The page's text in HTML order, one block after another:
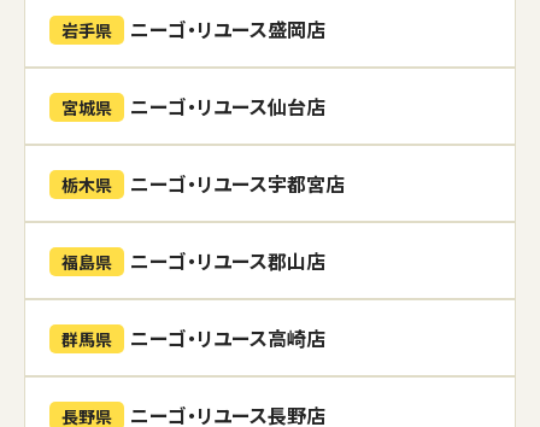
岩手県 ニーゴ・リユース盛岡店
宮城県 ニーゴ・リユース仙台店
栃木県 ニーゴ・リユース宇都宮店
福島県 ニーゴ・リユース郡山店
群馬県 ニーゴ・リユース高崎店
長野県 ニーゴ・リユース長野店